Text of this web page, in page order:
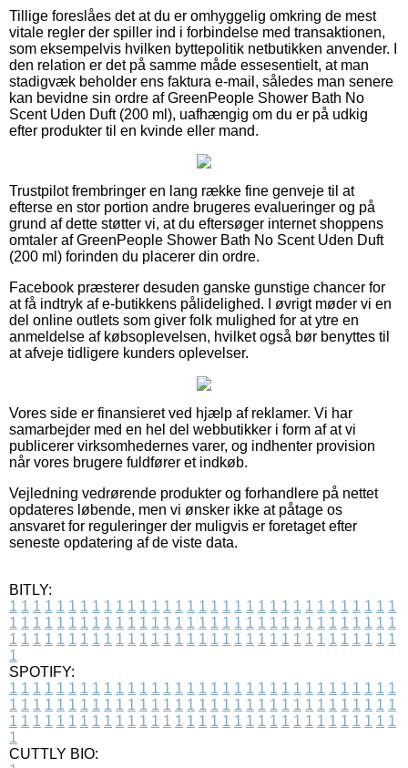
Tillige foreslåes det at du er omhyggelig omkring de mest
vitale regler der spiller ind i forbindelse med transaktionen,
som eksempelvis hvilken byttepolitik netbutikken anvender. I
den relation er det på samme måde essesentielt, at man
stadigvæk beholder ens faktura e-mail, således man senere
kan bevidne sin ordre af GreenPeople Shower Bath No
Scent Uden Duft (200 ml), uafhængig om du er på udkig
efter produkter til en kvinde eller mand.
Trustpilot frembringer en lang række fine genveje til at
efterse en stor portion andre brugeres evalueringer og på
grund af dette støtter vi, at du eftersøger internet shoppens
omtaler af GreenPeople Shower Bath No Scent Uden Duft
(200 ml) forinden du placerer din ordre.
Facebook præsterer desuden ganske gunstige chancer for
at få indtryk af e-butikkens pålidelighed. I øvrigt møder vi en
del online outlets som giver folk mulighed for at ytre en
anmeldelse af købsoplevelsen, hvilket også bør benyttes til
at afveje tidligere kunders oplevelser.
Vores side er finansieret ved hjælp af reklamer. Vi har
samarbejder med en hel del webbutikker i form af at vi
publicerer virksomhedernes varer, og indhenter provision
når vores brugere fuldfører et indkøb.
Vejledning vedrørende produkter og forhandlere på nettet
opdateres løbende, men vi ønsker ikke at påtage os
ansvaret for reguleringer der muligvis er foretaget efter
seneste opdatering af de viste data.
BITLY:
1 1 1 1 1 1 1 1 1 1 1 1 1 1 1 1 1 1 1 1 1 1 1 1 1 1 1 1 1 1 1 1 1
1 1 1 1 1 1 1 1 1 1 1 1 1 1 1 1 1 1 1 1 1 1 1 1 1 1 1 1 1 1 1 1 1
1 1 1 1 1 1 1 1 1 1 1 1 1 1 1 1 1 1 1 1 1 1 1 1 1 1 1 1 1 1 1 1 1
1
SPOTIFY:
1 1 1 1 1 1 1 1 1 1 1 1 1 1 1 1 1 1 1 1 1 1 1 1 1 1 1 1 1 1 1 1 1
1 1 1 1 1 1 1 1 1 1 1 1 1 1 1 1 1 1 1 1 1 1 1 1 1 1 1 1 1 1 1 1 1
1 1 1 1 1 1 1 1 1 1 1 1 1 1 1 1 1 1 1 1 1 1 1 1 1 1 1 1 1 1 1 1 1
1
CUTTLY BIO: